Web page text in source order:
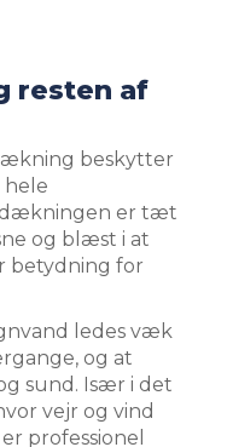
resten af
beskytter
hele
er tæt
og blæst i at
betydning for
ledes væk
og at
sund. Især i det
vejr og vind
professionel